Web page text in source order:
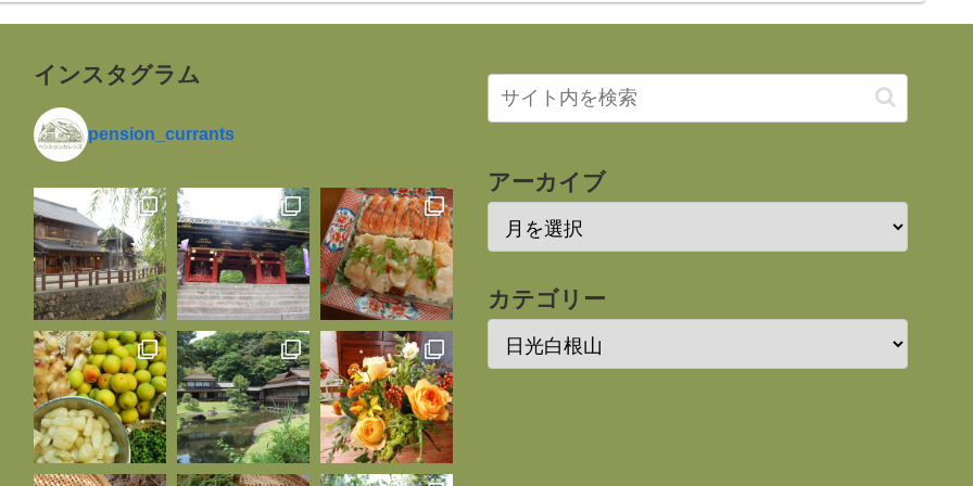
インスタグラム
pension_currants
アーカイブ
カテゴリー